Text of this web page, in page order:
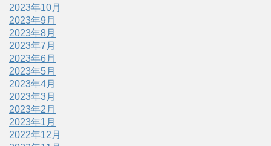
2023年10月
2023年9月
2023年8月
2023年7月
2023年6月
2023年5月
2023年4月
2023年3月
2023年2月
2023年1月
2022年12月